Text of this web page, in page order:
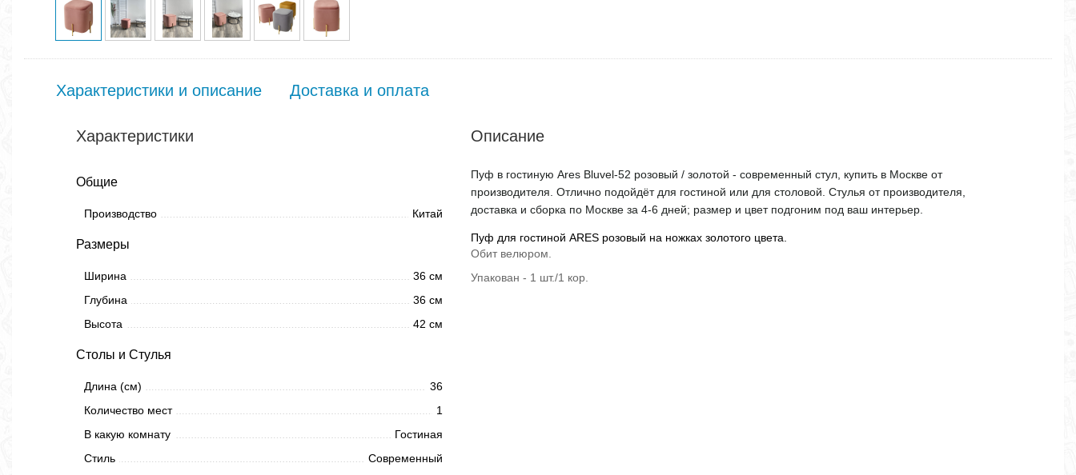
Характеристики и описание Доставка и оплата
Характеристики
Общие
Производство Китай
Размеры
Ширина
36 см
Глубина
36 см
Высота
42 см
Столы и Стулья
Длина (см)
36
Количество мест
1
В какую комнату
Гостиная
Стиль
Современный
Описание
Пуф в гостиную Ares Bluvel-52 розовый / золотой - современный стул, купить в Москве от
производителя. Отлично подойдёт для гостиной или для столовой. Стулья от производителя,
доставка и сборка по Москве за 4-6 дней; размер и цвет подгоним под ваш интерьер.
Пуф для гостиной ARES розовый на ножках золотого цвета.
Обит велюром.
Упакован - 1 шт./1 кор.